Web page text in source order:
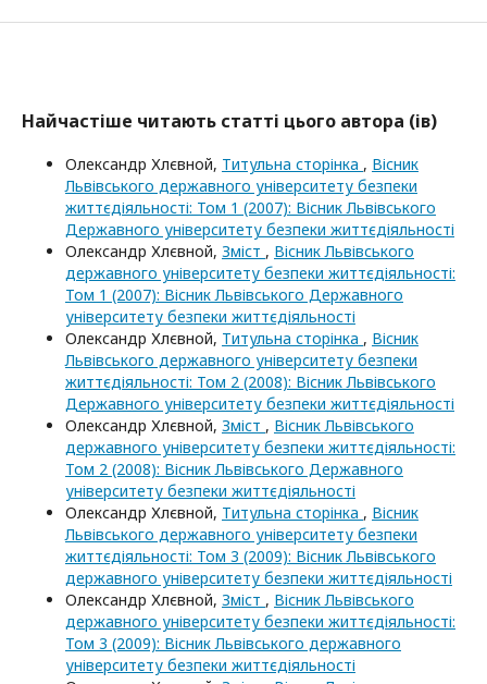
Найчастіше читають статті цього автора (ів)
Олександр Хлєвной, Титульна сторінка , Вісник
Львівського державного університету безпеки
життєдіяльності: Том 1 (2007): Вісник Львівського
Державного університету безпеки життєдіяльності
Олександр Хлєвной, Зміст , Вісник Львівського
державного університету безпеки життєдіяльності:
Том 1 (2007): Вісник Львівського Державного
університету безпеки життєдіяльності
Олександр Хлєвной, Титульна сторінка , Вісник
Львівського державного університету безпеки
життєдіяльності: Том 2 (2008): Вісник Львівського
Державного університету безпеки життєдіяльності
Олександр Хлєвной, Зміст , Вісник Львівського
державного університету безпеки життєдіяльності:
Том 2 (2008): Вісник Львівського Державного
університету безпеки життєдіяльності
Олександр Хлєвной, Титульна сторінка , Вісник
Львівського державного університету безпеки
життєдіяльності: Том 3 (2009): Вісник Львівського
державного університету безпеки життєдіяльності
Олександр Хлєвной, Зміст , Вісник Львівського
державного університету безпеки життєдіяльності:
Том 3 (2009): Вісник Львівського державного
університету безпеки життєдіяльності